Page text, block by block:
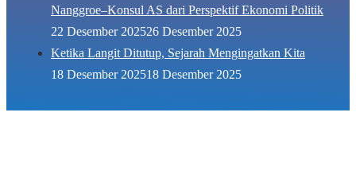
Nanggroe–Konsul AS dari Perspektif Ekonomi Politik
22 Desember 202526 Desember 2025
Ketika Langit Ditutup, Sejarah Mengingatkan Kita
18 Desember 202518 Desember 2025